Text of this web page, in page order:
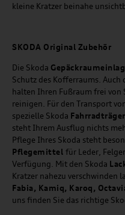
kleine Kratzer beinahe
SKODA Original Zubehör
Die Skoda
Schutz des Kofferraums. Auch
halten Ihren Fußraum frei von
reinigen. Für den Transport
spezielle Skoda Fahrradträger
steht Ihrem Ausflug nichts
Pflege Ihres Skoda steht
Pflegemittel für Leder,
Verfügung. Mit den Skoda
Kratzer nahezu verschwinden
Fabia, Kamiq, Karoq,
uns finden Sie das richtige